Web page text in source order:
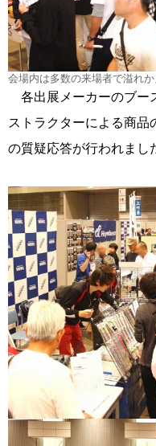
会場内は多数の来場者で溢れ
各出展メーカーのブー
ストラクターによる商品
の質疑応答が行われまし